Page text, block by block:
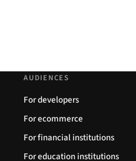
AUDIENCES
For developers
For ecommerce
For financial institutions
For education institutions